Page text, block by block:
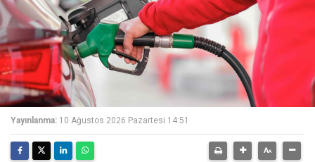
Yayınlanma: 10 Ağustos 2026 Pazartesi 14:51